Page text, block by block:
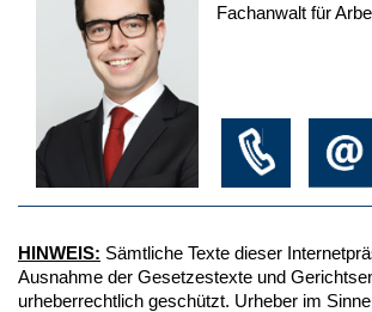
Fachanwalt für
HINWEIS: Sämtliche Texte dieser
Ausnahme der Gesetzestexte und
urheberrechtlich geschützt. Urheber im